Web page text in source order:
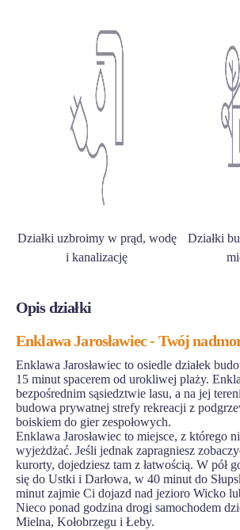
Działki uzbroimy w prąd, wodę
i kanalizację
Działki
Opis działki
Enklawa Jarosławiec - Twój
Enklawa Jarosławiec to osiedle działek
15 minut spacerem od urokliwej plaży.
bezpośrednim sąsiedztwie lasu, a na jej
budowa prywatnej strefy rekreacji z
boiskiem do gier zespołowych.
Enklawa Jarosławiec to miejsce, z którego
wyjeżdżać. Jeśli jednak zapragniesz
kurorty, dojedziesz tam z łatwością. W pół
się do Ustki i Darłowa, w 40 minut do
minut zajmie Ci dojazd nad jezioro Wicko
Nieco ponad godzina drogi samochodem
Mielna, Kołobrzegu i Łeby.